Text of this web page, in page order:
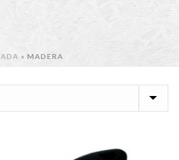
» MADERA